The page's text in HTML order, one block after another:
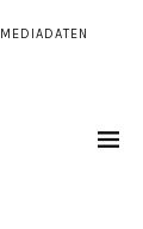
MEDIADATEN